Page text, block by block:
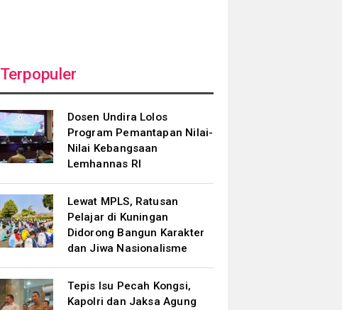
Terpopuler
Dosen Undira Lolos
Program Pemantapan Nilai-
Nilai Kebangsaan
Lemhannas RI
Lewat MPLS, Ratusan
Pelajar di Kuningan
Didorong Bangun Karakter
dan Jiwa Nasionalisme
Tepis Isu Pecah Kongsi,
Kapolri dan Jaksa Agung